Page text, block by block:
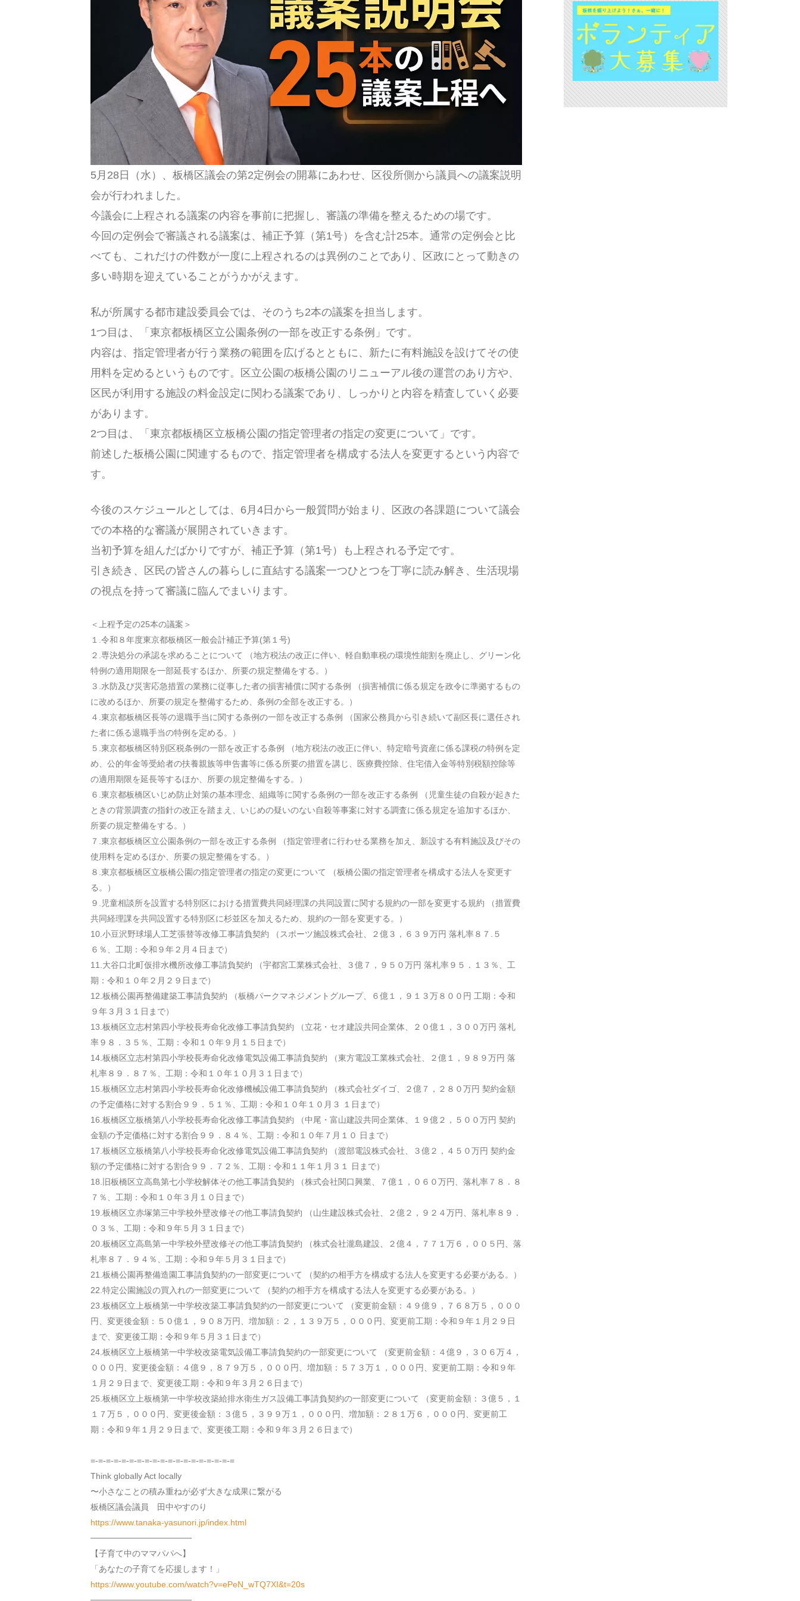
5月28日（水）、板橋区議会の第2定例会の開幕にあわせ、区役所側から議員への議案説明
会が行われました。
今議会に上程される議案の内容を事前に把握し、審議の準備を整えるための場です。
今回の定例会で審議される議案は、補正予算（第1号）を含む計25本。通常の定例会と比
べても、これだけの件数が一度に上程されるのは異例のことであり、区政にとって動きの
多い時期を迎えていることがうかがえます。
私が所属する都市建設委員会では、そのうち2本の議案を担当します。
1つ目は、「東京都板橋区立公園条例の一部を改正する条例」です。
内容は、指定管理者が行う業務の範囲を広げるとともに、新たに有料施設を設けてその使
用料を定めるというものです。区立公園の板橋公園のリニューアル後の運営のあり方や、
区民が利用する施設の料金設定に関わる議案であり、しっかりと内容を精査していく必要
があります。
2つ目は、「東京都板橋区立板橋公園の指定管理者の指定の変更について」です。
前述した板橋公園に関連するもので、指定管理者を構成する法人を変更するという内容で
す。
今後のスケジュールとしては、6月4日から一般質問が始まり、区政の各課題について議会
での本格的な審議が展開されていきます。
当初予算を組んだばかりですが、補正予算（第1号）も上程される予定です。
引き続き、区民の皆さんの暮らしに直結する議案一つひとつを丁寧に読み解き、生活現場
の視点を持って審議に臨んでまいります。
＜上程予定の25本の議案＞
１.令和８年度東京都板橋区一般会計補正予算(第１号)
２.専決処分の承認を求めることについて
（地方税法の改正に伴い、軽自動車税の環境性能割を廃止し、グリーン化
特例の適用期限を一部延長するほか、所要の規定整備をする。）
３.水防及び災害応急措置の業務に従事した者の損害補償に関する条例
（損害補償に係る規定を政令に準拠するもの
に改めるほか、所要の規定を整備するため、条例の全部を改正する。）
４.東京都板橋区長等の退職手当に関する条例の一部を改正する条例
（国家公務員から引き続いて副区長に選任され
た者に係る退職手当の特例を定める。）
５.東京都板橋区特別区税条例の一部を改正する条例
（地方税法の改正に伴い、特定暗号資産に係る課税の特例を定
め、公的年金等受給者の扶養親族等申告書等に係る所要の措置を講じ、医療費控除、住宅借入金等特別税額控除等
の適用期限を延長等するほか、所要の規定整備をする。）
６.東京都板橋区いじめ防止対策の基本理念、組織等に関する条例の一部を改正する条例
（児童生徒の自殺が起きた
ときの背景調査の指針の改正を踏まえ、いじめの疑いのない自殺等事案に対する調査に係る規定を追加するほか、
所要の規定整備をする。）
７.東京都板橋区立公園条例の一部を改正する条例
（指定管理者に行わせる業務を加え、新設する有料施設及びその
使用料を定めるほか、所要の規定整備をする。）
８.東京都板橋区立板橋公園の指定管理者の指定の変更について
（板橋公園の指定管理者を構成する法人を変更す
る。）
９.児童相談所を設置する特別区における措置費共同経理課の共同設置に関する規約の一部を変更する規約
（措置費
共同経理課を共同設置する特別区に杉並区を加えるため、規約の一部を変更する。）
10.小豆沢野球場人工芝張替等改修工事請負契約
（スポーツ施設株式会社、２億３，６３９万円 落札率８７.５
６％、工期：令和９年２月４日まで）
11.大谷口北町仮排水機所改修工事請負契約
（宇都宮工業株式会社、３億７，９５０万円 落札率９５．１３％、工
期：令和１０年２月２９日まで）
12.板橋公園再整備建築工事請負契約
（板橋パークマネジメントグループ、６億１，９１３万８００円 工期：令和
９年３月３１日まで）
13.板橋区立志村第四小学校長寿命化改修工事請負契約
（立花・セオ建設共同企業体、２０億１，３００万円 落札
率９８．３５％、工期：令和１０年９月１５日まで）
14.板橋区立志村第四小学校長寿命化改修電気設備工事請負契約
（東方電設工業株式会社、２億１，９８９万円 落
札率８９．８７％、工期：令和１０年１０月３１日まで）
15.板橋区立志村第四小学校長寿命化改修機械設備工事請負契約
（株式会社ダイゴ、２億７，２８０万円 契約金額
の予定価格に対する割合９９．５１％、工期：令和１０年１０月３
１日まで）
16.板橋区立板橋第八小学校長寿命化改修工事請負契約
（中尾・富山建設共同企業体、１９億２，５００万円 契約
金額の予定価格に対する割合９９．８４％、工期：令和１０年７月１０ 日まで）
17.板橋区立板橋第八小学校長寿命化改修電気設備工事請負契約
（渡部電設株式会社、３億２，４５０万円 契約金
額の予定価格に対する割合９９．７２％、工期：令和１１年１月３１ 日まで）
18.旧板橋区立高島第七小学校解体その他工事請負契約
（株式会社関口興業、７億１，０６０万円、落札率７８．８
７％、工期：令和１０年３月１０日まで）
19.板橋区立赤塚第三中学校外壁改修その他工事請負契約
（山生建設株式会社、２億２，９２４万円、落札率８９．
０３％、工期：令和９年５月３１日まで）
20.板橋区立高島第一中学校外壁改修その他工事請負契約
（株式会社瀧島建設、２億４，７７１万６，００５円、落
札率８７．９４％、工期：令和９年５月３１日まで）
21.板橋公園再整備造園工事請負契約の一部変更について
（契約の相手方を構成する法人を変更する必要がある。）
22.特定公園施設の買入れの一部変更について
（契約の相手方を構成する法人を変更する必要がある。）
23.板橋区立上板橋第一中学校改築工事請負契約の一部変更について
（変更前金額：４９億９，７６８万５，０００
円、変更後金額：５０億１，９０８万円、増加額：２，１３９万５，０００円、変更前工期：令和９年１月２９日
まで、変更後工期：令和９年５月３１日まで）
24.板橋区立上板橋第一中学校改築電気設備工事請負契約の一部変更について
（変更前金額：４億９，３０６万４，
０００円、変更後金額：４億９，８７９万５，０００円、増加額：５７３万１，０００円、変更前工期：令和９年
１月２９日まで、変更後工期：令和９年３月２６日まで）
25.板橋区立上板橋第一中学校改築給排水衛生ガス設備工事請負契約の一部変更について
（変更前金額：３億５，１
１７万５，０００円、変更後金額：３億５，３９９万１，０００円、増加額：２８１万６，０００円、変更前工
期：令和９年１月２９日まで、変更後工期：令和９年３月２６日まで）
=-=-=-=-=-=-=-=-=-=-=-=-=-=-=-=-=-=-=
Think globally Act locally
〜小さなことの積み重ねが必ず大きな成果に繋がる
板橋区議会議員 田中やすのり
https://www.tanaka-yasunori.jp/index.html
─────────────────
【子育て中のママパパへ】
「あなたの子育てを応援します！」
https://www.youtube.com/watch?v=ePeN_wTQ7XI&t=20s